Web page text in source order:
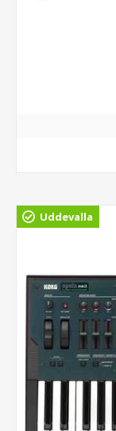
Uddevalla